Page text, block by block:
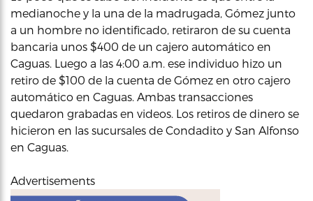
medianoche y la una de la madrugada, Gómez junto
a un hombre no identificado, retiraron de su cuenta
bancaria unos $400 de un cajero automático en
Caguas. Luego a las 4:00 a.m. ese individuo hizo un
retiro de $100 de la cuenta de Gómez en otro cajero
automático en Caguas. Ambas transacciones
quedaron grabadas en videos. Los retiros de dinero se
hicieron en las sucursales de Condadito y San Alfonso
en Caguas.
Advertisements